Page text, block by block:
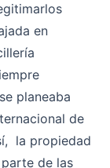
en
planeaba
de
la propiedad
de las